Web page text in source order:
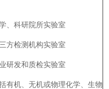
、科研院所实验室
方检测机构实验室
研发和质检实验室
有机、无机或物理化学、生物